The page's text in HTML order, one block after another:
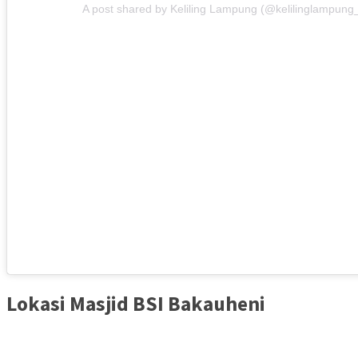
A post shared by Keliling Lampung
Lokasi Masjid BSI Bakauheni